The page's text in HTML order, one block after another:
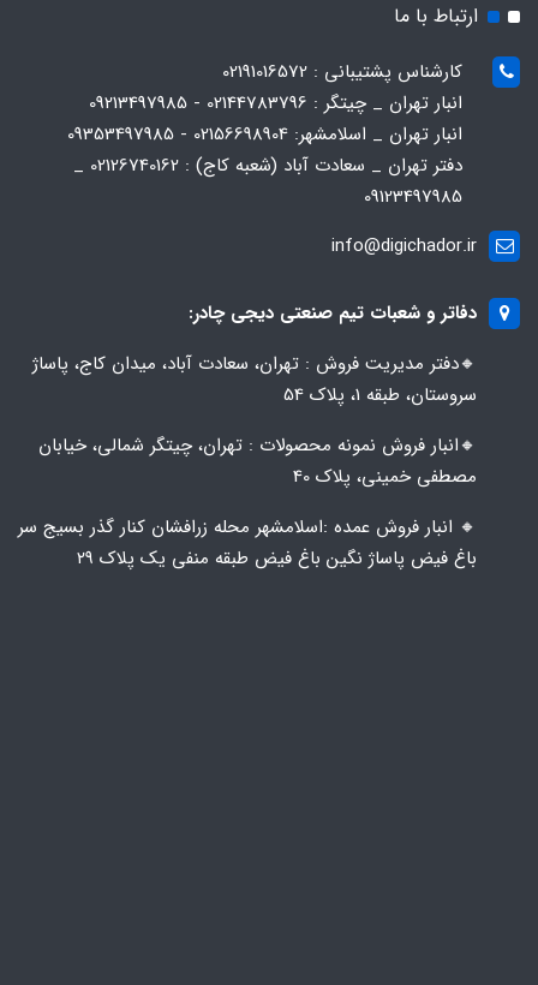
ارتباط با ما
کارشناس پشتیبانی : 02191016572
انبار تهران _ چیتگر : 02144783796 - 09213497985
انبار تهران _ اسلامشهر: 02156698904 - 09353497985
دفتر تهران _ سعادت آباد (شعبه کاج) : 02126740162 _
09123497985
info@digichador.ir
دفاتر و شعبات تیم صنعتی دیجی چادر:
🔸️​​دفتر مدیریت فروش : تهران، سعادت آباد، میدان کاج، پاساژ
سروستان، طبقه 1، پلاک 54
🔸️​​انبار فروش نمونه محصولات : تهران، چیتگر شمالی، خیابان
مصطفی خمینی، پلاک 40
🔸️ انبار فروش عمده :اسلامشهر محله زرافشان کنار گذر بسیج سر
باغ فیض پاساژ نگین باغ فیض طبقه منفی یک پلاک ۲۹